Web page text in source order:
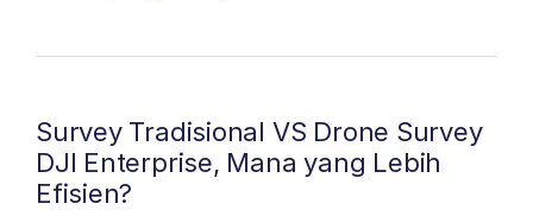
Survey Tradisional VS Drone Survey
DJI Enterprise, Mana yang Lebih
Efisien?